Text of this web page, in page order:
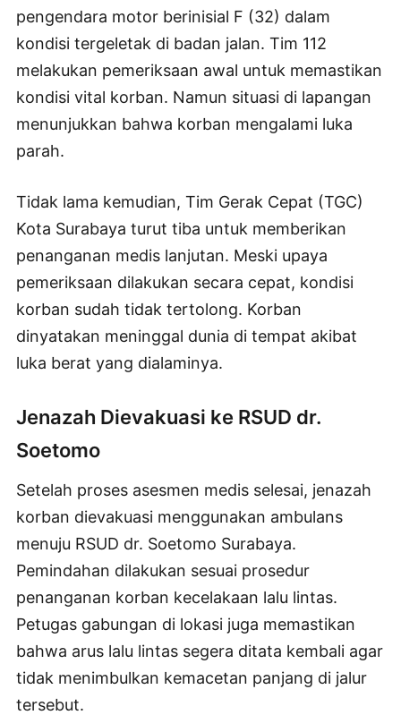
pengendara motor berinisial F (32) dalam
kondisi tergeletak di badan jalan. Tim 112
melakukan pemeriksaan awal untuk memastikan
kondisi vital korban. Namun situasi di lapangan
menunjukkan bahwa korban mengalami luka
parah.
Tidak lama kemudian, Tim Gerak Cepat (TGC)
Kota Surabaya turut tiba untuk memberikan
penanganan medis lanjutan. Meski upaya
pemeriksaan dilakukan secara cepat, kondisi
korban sudah tidak tertolong. Korban
dinyatakan meninggal dunia di tempat akibat
luka berat yang dialaminya.
Jenazah Dievakuasi ke RSUD dr.
Soetomo
Setelah proses asesmen medis selesai, jenazah
korban dievakuasi menggunakan ambulans
menuju RSUD dr. Soetomo Surabaya.
Pemindahan dilakukan sesuai prosedur
penanganan korban kecelakaan lalu lintas.
Petugas gabungan di lokasi juga memastikan
bahwa arus lalu lintas segera ditata kembali agar
tidak menimbulkan kemacetan panjang di jalur
tersebut.